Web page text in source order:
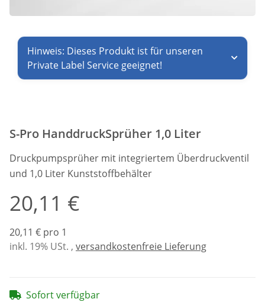
Hinweis: Dieses Produkt ist für unseren
Private Label Service geeignet!
S-Pro HanddruckSprüher 1,0 Liter
Druckpumpsprüher mit integriertem Überdruckventil
und 1,0 Liter Kunststoffbehälter
20,11 €
20,11 € pro 1
inkl. 19% USt. , versandkostenfreie Lieferung
Sofort verfügbar